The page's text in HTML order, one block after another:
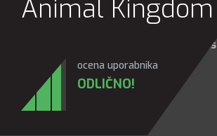
Animal Kingdom
prijaviš
ocena uporabnika
ODLIČNO!